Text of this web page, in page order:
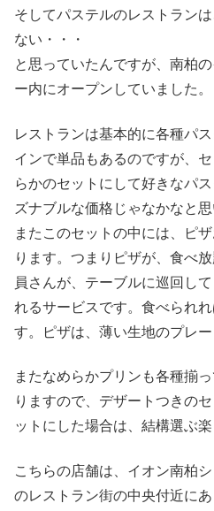
そしてパステルのレストラン
ない・・・
と思っていたんですが、南柏
ー内にオープンしていました。
レストランは基本的に各種パ
インで単品もあるのですが、
らかのセットにして好きなパ
ズナブルな価格じゃなかなと思
またこのセットの中には、ピ
ります。つまりピザが、食べ
員さんが、テーブルに巡回し
れるサービスです。食べられ
す。ピザは、薄い生地のプレー
またなめらかプリンも各種揃
りますので、デザートつきの
ットにした場合は、結構選ぶ楽
こちらの店舗は、イオン南柏
のレストラン街の中央付近に